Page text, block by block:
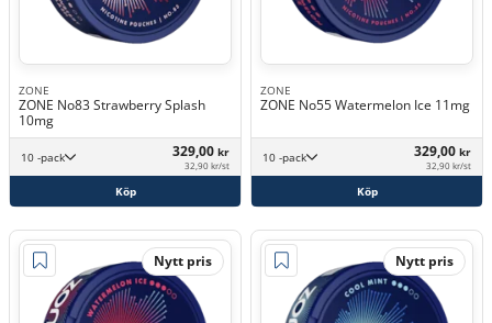
ZONE
ZONE No83 Strawberry Splash
10mg
10 -pack 329,00 kr
32,90 kr/st
Köp
ZONE
ZONE No55 Watermelon Ice 11mg
10 -pack 329,00 kr
32,90 kr/st
Köp
Nytt pris Nytt pris